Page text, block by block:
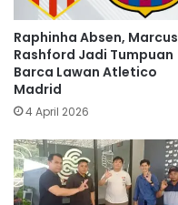
Raphinha Absen, Marcus
Rashford Jadi Tumpuan
Barca Lawan Atletico
Madrid
4 April 2026